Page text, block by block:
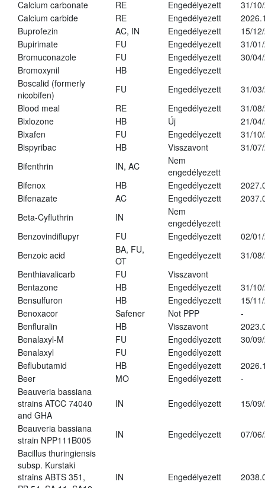
Calcium carbonate
RE Engedélyezett
31/
Calcium carbide
RE Engedélyezett
Buprofezin
AC, IN Engedélyezett
15/
Bupirimate
FU Engedélyezett
31/
Bromuconazole
FU Engedélyezett
30/
Bromoxynil
HB
Engedélyezett
Boscalid (formerly
nicobifen)
FU Engedélyezett
31/
Blood meal
RE Engedélyezett
31/
Bixlozone
HB Új
21/
Bixafen
FU Engedélyezett
31/
Bispyribac
HB Visszavont
31/
Bifenthrin
IN, AC
Nem
engedélyezett
Bifenox
HB Engedélyezett
Bifenazate
AC Engedélyezett
Beta-Cyfluthrin
IN
Nem
engedélyezett
Benzovindiflupyr
FU Engedélyezett
02/
Benzoic acid
BA, FU,
OT
Engedélyezett
31/
Benthiavalicarb
FU
Visszavont
Bentazone
HB Engedélyezett
31/
Bensulfuron
HB Engedélyezett
15/
Benoxacor
Safener Not PPP
-
Benfluralin
HB Visszavont
Benalaxyl-M
FU Engedélyezett
30/
Benalaxyl
FU
Engedélyezett
Beflubutamid
HB Engedélyezett
Beer
MO Engedélyezett
-
Beauveria bassiana
strains ATCC 74040
and GHA
IN Engedélyezett 15/
Beauveria bassiana
strain NPP111B005
IN Engedélyezett
07/
Bacillus thuringiensis
subsp. Kurstaki
strains ABTS 351,
IN Engedélyezett